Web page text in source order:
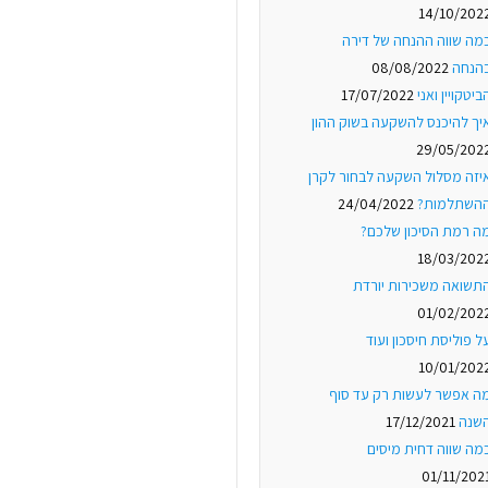
14/10/
שווה ההנחה של דירה
08/08/2022
ואני17/07/2022
להיכנס להשקעה בשוק ההון
29/05/
מסלול השקעה לבחור לקרן
24/04/2022
רמת הסיכון שלכם?
18/03/
משכירות יורדת
01/02/
פוליסת חיסכון ועוד
10/01/
אפשר לעשות רק עד סוף
17/12/2021
שווה דחית מיסים
01/11/